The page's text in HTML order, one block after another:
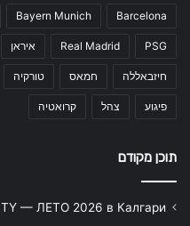
Barcelona
Bayern Munich
PSG
Real Madrid איראן
חיזבאללה חמאס טורקיה
פיגוע צהל קרואטיה
תוכן מקודם
— ЛЕТО 2026 в Калгари